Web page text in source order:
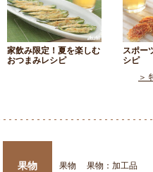
家飲み限定！夏を楽しむ
おつまみレシピ
スポー
シピ
＞
果物 果物 果物：加工品